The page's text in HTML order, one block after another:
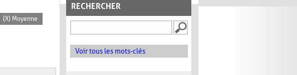
RECHERCHER
Voir tous les mots-clés
(X) Moyenne